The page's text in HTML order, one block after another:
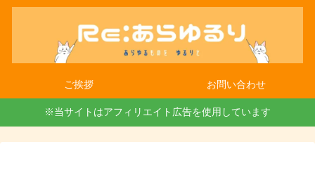
ご挨拶 お問い合わせ
※当サイトはアフィリエイト広告を使用しています